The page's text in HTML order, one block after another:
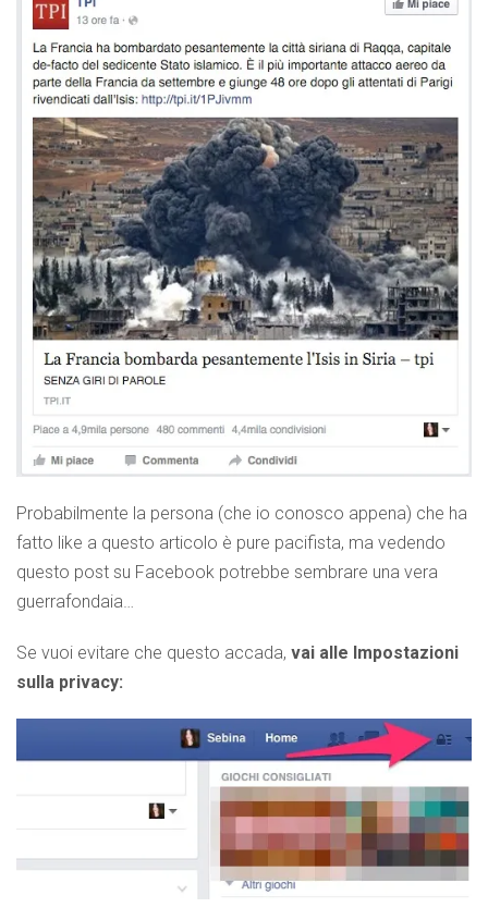
Probabilmente la persona (che io conosco appena) che ha
fatto like a questo articolo è pure pacifista, ma vedendo
questo post su Facebook potrebbe sembrare una vera
guerrafondaia…
Se vuoi evitare che questo accada, vai alle Impostazioni
sulla privacy: